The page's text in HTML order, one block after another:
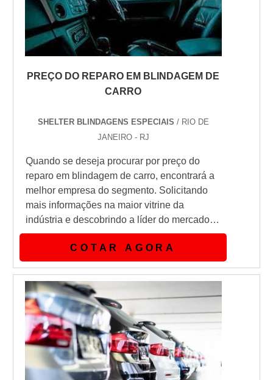
PREÇO DO REPARO EM BLINDAGEM DE
CARRO
SHELTER BLINDAGENS ESPECIAIS / RIO DE
JANEIRO - RJ
Quando se deseja procurar por preço do
reparo em blindagem de carro, encontrará a
melhor empresa do segmento. Solicitando
mais informações na maior vitrine da
indústria e descobrindo a líder do mercado.
Quando a temática é preço do reparo em
blindagem de carro, com os profissionais
especializados da Shelter Blindagens
alcançará proteção com pagamento
acessível.sOBRE PREÇO DO REPARO EM
BLINDAGEM DE CARROHá muitas
maneiras eficientes de d...
COTAR AGORA